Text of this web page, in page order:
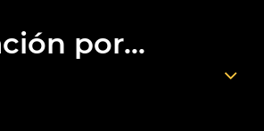
por...